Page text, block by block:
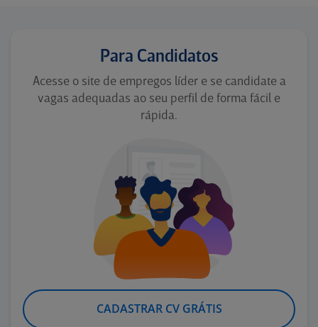
Para Candidatos
Acesse o site de empregos líder e se candidate a
vagas adequadas ao seu perfil de forma fácil e
rápida.
CADASTRAR CV GRÁTIS